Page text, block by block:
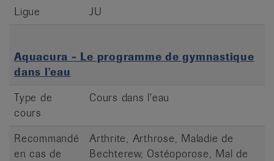
Ligue
JU
Aquacura - Le programme de gymnastique
dans l'eau
Type de
cours
Cours dans l'eau
Recommandé
en cas de
Arthrite, Arthrose, Maladie de
Bechterew, Ostéoporose, Mal de